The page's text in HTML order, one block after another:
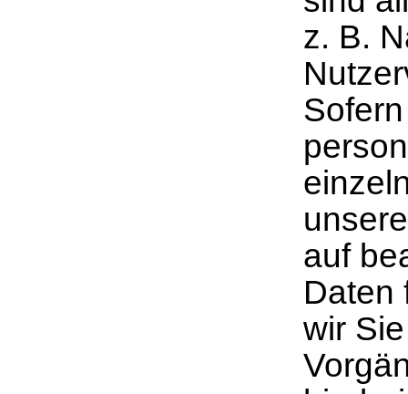
z. B.
auf
Daten
wir